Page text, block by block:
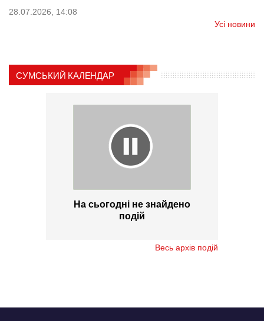
28.07.2026, 14:08
Усі новини
СУМСЬКИЙ КАЛЕНДАР
На сьогодні не знайдено
подій
Весь архів подій